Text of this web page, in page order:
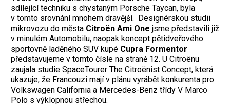
sdílející techniku s chystaným Porsche Taycan, byla
v tomto srovnání mnohem dravější. Designérskou studii
mikrovozu do města Citroën Ami One jsme představili již
v minulém Automobilu, naopak koncept pětidveřového
sportovně laděného SUV kupé Cupra Formentor
představujeme v tomto čísle na straně 12. U Citroënu
zaujala studie SpaceTourer The Citroënist Concept, která
ukazuje, že Francouzi mají v plánu vyrábět konkurenta pro
Volkswagen California a Mercedes-Benz třídy V Marco
Polo s výklopnou střechou.